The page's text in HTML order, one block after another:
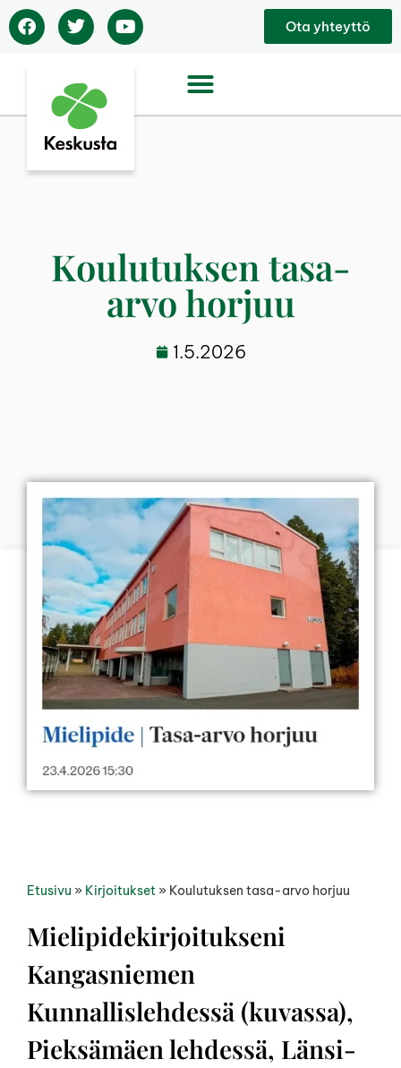
Ota yhteyttö
Koulutuksen tasa-
arvo horjuu
1.5.2026
Etusivu » Kirjoitukset » Koulutuksen tasa-arvo horjuu
Mielipidekirjoitukseni
Kangasniemen
Kunnallislehdessä (kuvassa),
Pieksämäen lehdessä, Länsi-